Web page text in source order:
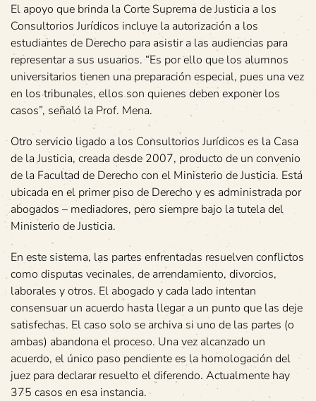
El apoyo que brinda la Corte Suprema de Justicia a los
Consultorios Jurídicos incluye la autorización a los
estudiantes de Derecho para asistir a las audiencias para
representar a sus usuarios. “Es por ello que los alumnos
universitarios tienen una preparación especial, pues una vez
en los tribunales, ellos son quienes deben exponer los
casos”, señaló la Prof. Mena.
Otro servicio ligado a los Consultorios Jurídicos es la Casa
de la Justicia, creada desde 2007, producto de un convenio
de la Facultad de Derecho con el Ministerio de Justicia. Está
ubicada en el primer piso de Derecho y es administrada por
abogados – mediadores, pero siempre bajo la tutela del
Ministerio de Justicia.
En este sistema, las partes enfrentadas resuelven conflictos
como disputas vecinales, de arrendamiento, divorcios,
laborales y otros. El abogado y cada lado intentan
consensuar un acuerdo hasta llegar a un punto que las deje
satisfechas. El caso solo se archiva si uno de las partes (o
ambas) abandona el proceso. Una vez alcanzado un
acuerdo, el único paso pendiente es la homologación del
juez para declarar resuelto el diferendo. Actualmente hay
375 casos en esa instancia.